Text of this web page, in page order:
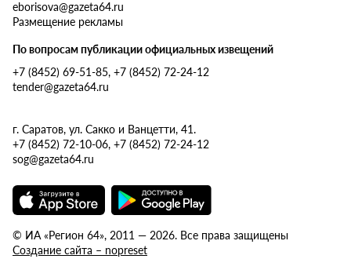
eborisova@gazeta64.ru
Размещение рекламы
По вопросам публикации официальных извещений
+7 (8452) 69-51-85, +7 (8452) 72-24-12
tender@gazeta64.ru
г. Саратов, ул. Сакко и Ванцетти, 41.
+7 (8452) 72-10-06, +7 (8452) 72-24-12
sog@gazeta64.ru
© ИА «Регион 64», 2011 — 2026. Все права защищены
Создание сайта – nopreset